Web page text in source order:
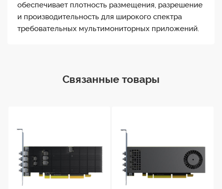
обеспечивает плотность размещения, разрешение
и производительность для широкого спектра
требовательных мультимониторных приложений.
Связанные товары